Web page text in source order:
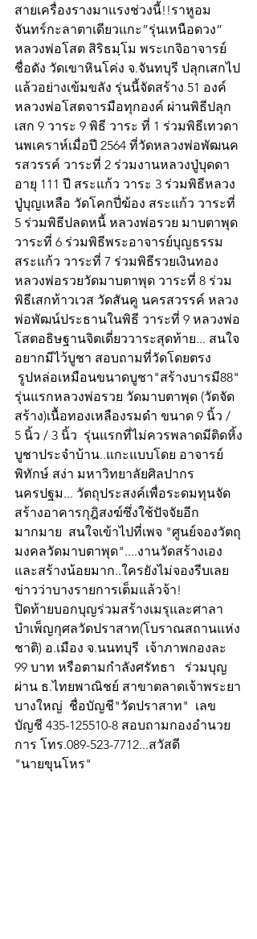
สายเครื่องรางมาแรงช่วงนี้!!ราหูอม
จันทร์กะลาตาเดียวแกะ”รุ่นเหนือดวง”
หลวงพ่อโสต สิริธมฺโม พระเกจิอาจารย์
ชื่อดัง วัดเขาหินโค่ง จ.จันทบุรี ปลุกเสกไป
แล้วอย่างเข้มขลัง รุ่นนี้จัดสร้าง 51 องค์
หลวงพ่อโสตจารมือทุกองค์ ผ่านพิธีปลุก
เสก 9 วาระ 9 พิธี วาระ ที่ 1 ร่วมพิธีเทวดา
นพเคราห์เมื่อปี 2564 ที่วัดหลวงพ่อพัฒนค
รสวรรค์ วาระที่ 2 ร่วมงานหลวงปู่บุดดา
อายุ 111 ปี สระแก้ว วาระ 3 ร่วมพิธีหลวง
ปู่บุญเหลือ วัดโคกปี่ฆ้อง สระแก้ว วาระที่
5 ร่วมพิธีปลดหนี้ หลวงพ่อรวย มาบตาพุด
วาระที่ 6 ร่วมพิธีพระอาจารย์บุญธรรม
สระแก้ว วาระที่ 7 ร่วมพิธีรวยเงินทอง
หลวงพ่อรวยวัดมาบตาพุด วาระที่ 8 ร่วม
พิธีเสกท้าวเวส วัดสันคู นครสวรรค์ หลวง
พ่อพัฒน์ประธานในพิธี วาระที่ 9 หลวงพ่อ
โสตอธิษฐานจิตเดี่ยววาระสุดท้าย... สนใจ
อยากมีไว้บูชา สอบถามที่วัดโดยตรง
รุ่นแรกหลวงพ่อรวย วัดมาบตาพุด (วัดจัด
สร้าง)เนื้อทองเหลืองรมดำ ขนาด 9 นิ้ว /
5 นิ้ว / 3 นิ้ว  รุ่นแรกที่ไม่ควรพลาดมีติดหิ้ง
บูชาประจำบ้าน..แกะแบบโดย อาจารย์
พิทักษ์ สง่า มหาวิทยาลัยศิลปากร
นครปฐม... วัตถุประสงค์เพื่อระดมทุนจัด
สร้างอาคารกุฎิสงฆ์ซึ่งใช้ปัจจัยอีก
มากมาย  สนใจเข้าไปที่เพจ "ศูนย์จองวัตถุ
มงคลวัดมาบตาพุด"....งานวัดสร้างเอง
และสร้างน้อยมาก..ใครยังไม่จองรีบเลย
ข่าวว่าบางรายการเต็มแล้วจ้า!
ปิดท้ายบอกบุญร่วมสร้างเมรุและศาลา
บำเพ็ญกุศลวัดปราสาท(โบราณสถานแห่ง
ชาติ) อ.เมือง จ.นนทบุรี  เจ้าภาพกองละ
99 บาท หรือตามกำลังศรัทธา   ร่วมบุญ
ผ่าน ธ.ไทยพาณิชย์ สาขาตลาดเจ้าพระยา
บางใหญ่  ชื่อบัญชี"วัดปราสาท"  เลข
บัญชี 435-125510-8 สอบถามกองอำนวย
การ โทร.089-523-7712...สวัสดี
"นายขุนโหร"